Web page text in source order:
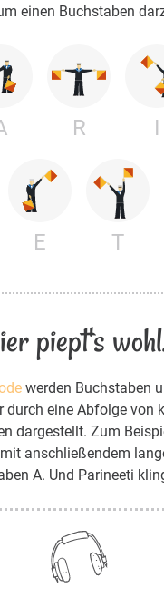
einen Buchstaben
R I
E T
piept's
werden Buchstaben
durch eine Abfolge von
dargestellt. Zum
anschließendem
A. Und Parineeti